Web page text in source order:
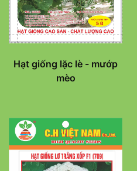
Hạt giống lặc lè - mướp
mèo